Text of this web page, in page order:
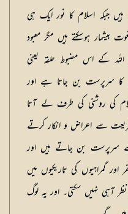
جبکہ اسلام کا نور ایک ہی
ہوسکتے ہیں مگر معبود
کے اس مضبوط حلقہ یعنی
کا سرپرست بن جاتا ہے اور
کی روشنی کی طرف لے آتا
سے اعراض و انکار کرتے
بن جاتے ہیں اور
گمراہیوں کی تاریکیوں میں
آہی نہیں سکتی۔ اور یہ لوگ